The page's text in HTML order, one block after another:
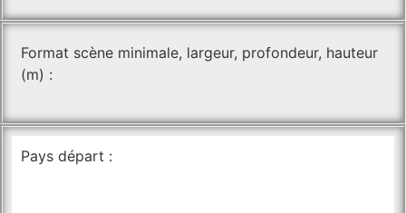
Format scène minimale, largeur, profondeur, hauteur
(m) :
Pays départ :